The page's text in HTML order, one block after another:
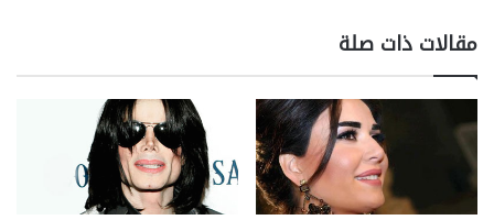
مقالات ذات صلة